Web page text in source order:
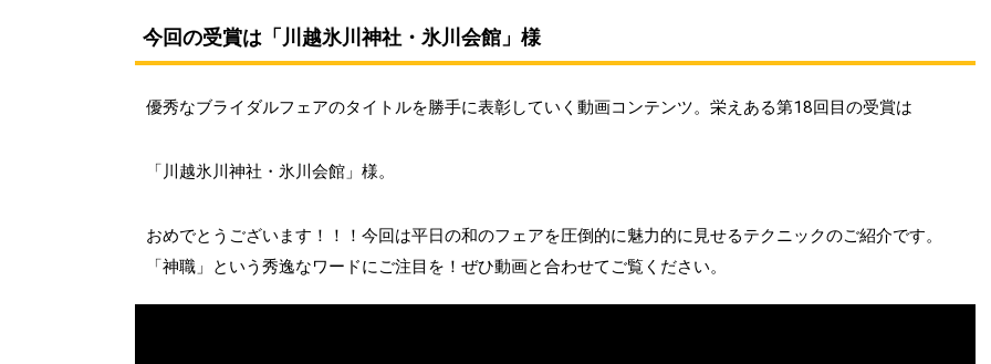
今回の受賞は「川越氷川神社・氷川会館」様
優秀なブライダルフェアのタイトルを勝手に表彰していく動画コンテンツ。栄えある第18回目の受賞は
「川越氷川神社・氷川会館」様。
おめでとうございます！！！今回は平日の和のフェアを圧倒的に魅力的に見せるテクニックのご紹介です。
「神職」という秀逸なワードにご注目を！ぜひ動画と合わせてご覧ください。